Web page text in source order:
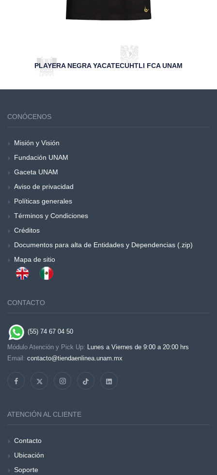
PLAYERA NEGRA YACATECUHTLI FCA UNAM
CONÓCENOS
Misión y Visión
Fundación UNAM
Gaceta UNAM
Aviso de privacidad
Políticas generales
Términos y Condiciones
Créditos
Documentos para alta de Entidades y Dependencias (.zip)
Mapa de sitio
CONTACTO
(55) 74 67 04 50
Módulo Atención y Pick Up:
Lunes a Viernes de 9:00 a 20:00 hrs
Email: contacto@tiendaenlinea.unam.mx
ATENCIÓN AL CLIENTE
Contacto
Ubicación
Soporte